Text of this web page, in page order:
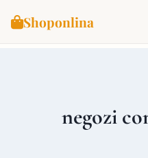
Shoponlina
negozi